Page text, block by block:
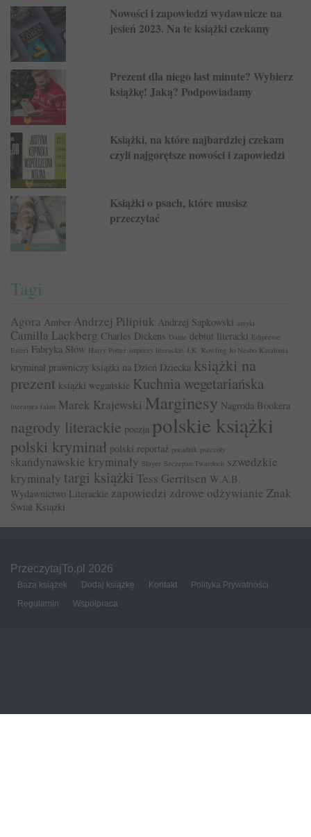
Nowości i zapowiedzi wydawnicze na
jesień 2023. Na te książki czekamy
Prezent dla niego last minute? Wybierz
książkę! Jaką? Podpowiadamy
Książki, na które najbardziej czekam
czyli najgorętsze nowości i zapowiedzi
Książki o psach, które musisz
przeczytać
Tagi
Agora Amber Andrzej Pilipiuk Andrzej Sapkowski antyki
Camilla Lackberg Charles Dickens Dante debiut literacki Edipresse
Esteri Fabryka Słów Harry Potter imprezy literackie J.K. Rowling Jo Nesbo Katalonia
kryminał prawniczy książki na Dzień Dziecka książki na
prezent książki wegańskie Kuchnia wegetariańska
literatura faktu Marek Krajewski Marginesy Nagroda Bookera
nagrody literackie poezja polskie książki
polski kryminał polski reportaż poradnik pszczoły
skandynawskie kryminały Slayer Szczepan Twardoch szwedzkie
kryminały targi książki Tess Gerritsen W.A.B.
Wydawnictwo Literackie zapowiedzi zdrowe odżywianie Znak
Świat Książki
PrzeczytajTo.pl 2026
Baza książek Dodaj książkę Kontakt
Polityka Prywatności
Regulamin
Współpraca